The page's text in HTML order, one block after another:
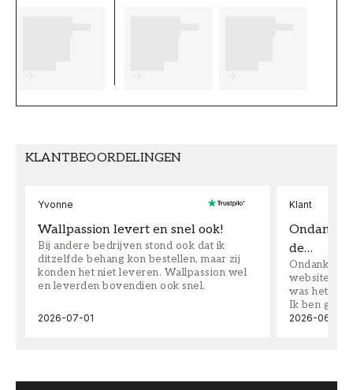
KLANTBEOORDELINGEN
Yvonne
Wallpassion levert en snel ook!
Bij andere bedrijven stond ook dat ik
ditzelfde behang kon bestellen, maar zij
konden het niet leveren. Wallpassion wel
en leverden bovendien ook snel.
2026-07-01
Klant
Ondanks
de…
Ondanks
website
was het
Ik ben
2026-06-08